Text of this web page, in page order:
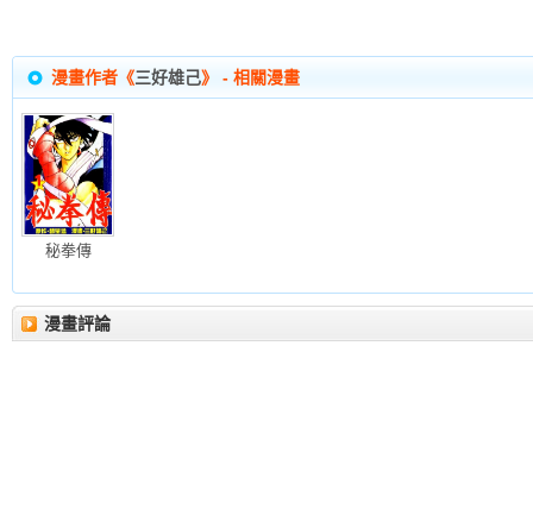
漫畫作者《三好雄己》 - 相關漫畫
秘拳傳
漫畫評論